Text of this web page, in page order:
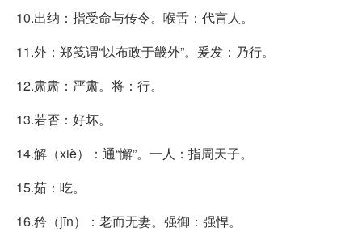
10.出纳：指受命与传令。喉舌：代言人。
11.外：郑笺谓“以布政于畿外”。爰发：乃行。
12.肃肃：严肃。将：行。
13.若否：好坏。
14.解（xiè）：通“懈”。一人：指周天子。
15.茹：吃。
16.矜（jīn）：老而无妻。强御：强悍。